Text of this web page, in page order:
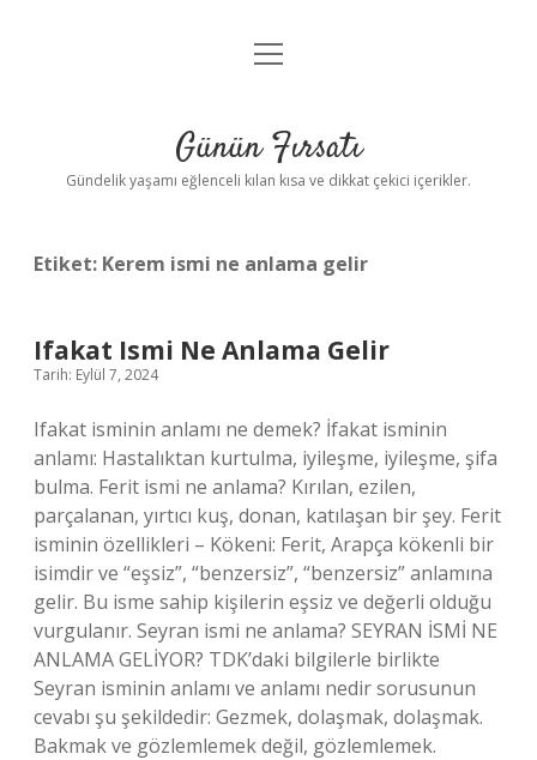
Anasayfa
Yasal Uyarı
menüyü
Günün Fırsatı
Gündelik yaşamı eğlenceli kılan kısa ve dikkat çekici içerikler.
Etiket: Kerem ismi ne anlama gelir
Ifakat Ismi Ne Anlama Gelir
Tarih: Eylül 7, 2024
Ifakat isminin anlamı ne demek? İfakat isminin
anlamı: Hastalıktan kurtulma, iyileşme, iyileşme, şifa
bulma. Ferit ismi ne anlama? Kırılan, ezilen,
parçalanan, yırtıcı kuş, donan, katılaşan bir şey. Ferit
isminin özellikleri – Kökeni: Ferit, Arapça kökenli bir
isimdir ve “eşsiz”, “benzersiz”, “benzersiz” anlamına
gelir. Bu isme sahip kişilerin eşsiz ve değerli olduğu
vurgulanır. Seyran ismi ne anlama? SEYRAN İSMİ NE
ANLAMA GELİYOR? TDK’daki bilgilerle birlikte
Seyran isminin anlamı ve anlamı nedir sorusunun
cevabı şu şekildedir: Gezmek, dolaşmak, dolaşmak.
Bakmak ve gözlemlemek değil, gözlemlemek.